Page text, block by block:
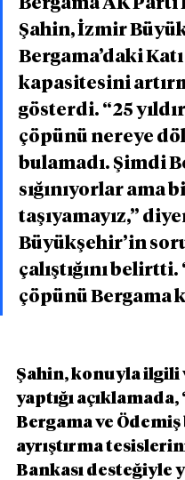
Şahin, İzmir
Bergama’daki
kapasitesini
gösterdi. “25
çöpünü nereye
bulamadı. Şimdi
sığınıyorlar ama
taşıyamayız,”
Büyükşehir’in
çalıştığını
çöpünü Bergama
Şahin, konuyla ilgili
yaptığı açıklamada,
Bergama ve
ayrıştırma
Bankası desteğiyle